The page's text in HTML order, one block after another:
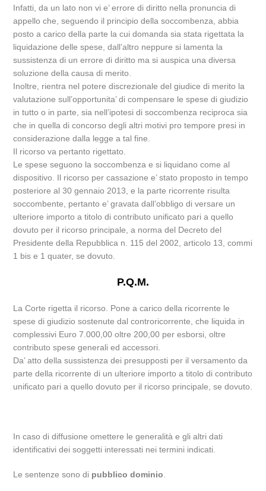
Infatti, da un lato non vi e’ errore di diritto nella pronuncia di
appello che, seguendo il principio della soccombenza, abbia
posto a carico della parte la cui domanda sia stata rigettata la
liquidazione delle spese, dall’altro neppure si lamenta la
sussistenza di un errore di diritto ma si auspica una diversa
soluzione della causa di merito.
Inoltre, rientra nel potere discrezionale del giudice di merito la
valutazione sull’opportunita’ di compensare le spese di giudizio
in tutto o in parte, sia nell’ipotesi di soccombenza reciproca sia
che in quella di concorso degli altri motivi pro tempore presi in
considerazione dalla legge a tal fine.
Il ricorso va pertanto rigettato.
Le spese seguono la soccombenza e si liquidano come al
dispositivo. Il ricorso per cassazione e’ stato proposto in tempo
posteriore al 30 gennaio 2013, e la parte ricorrente risulta
soccombente, pertanto e’ gravata dall’obbligo di versare un
ulteriore importo a titolo di contributo unificato pari a quello
dovuto per il ricorso principale, a norma del Decreto del
Presidente della Repubblica n. 115 del 2002, articolo 13, commi
1 bis e 1 quater, se dovuto.
P.Q.M.
La Corte rigetta il ricorso. Pone a carico della ricorrente le
spese di giudizio sostenute dal controricorrente, che liquida in
complessivi Euro 7.000,00 oltre 200,00 per esborsi, oltre
contributo spese generali ed accessori.
Da’ atto della sussistenza dei presupposti per il versamento da
parte della ricorrente di un ulteriore importo a titolo di contributo
unificato pari a quello dovuto per il ricorso principale, se dovuto.
In caso di diffusione omettere le generalità e gli altri dati
identificativi dei soggetti interessati nei termini indicati.
Le sentenze sono di pubblico dominio